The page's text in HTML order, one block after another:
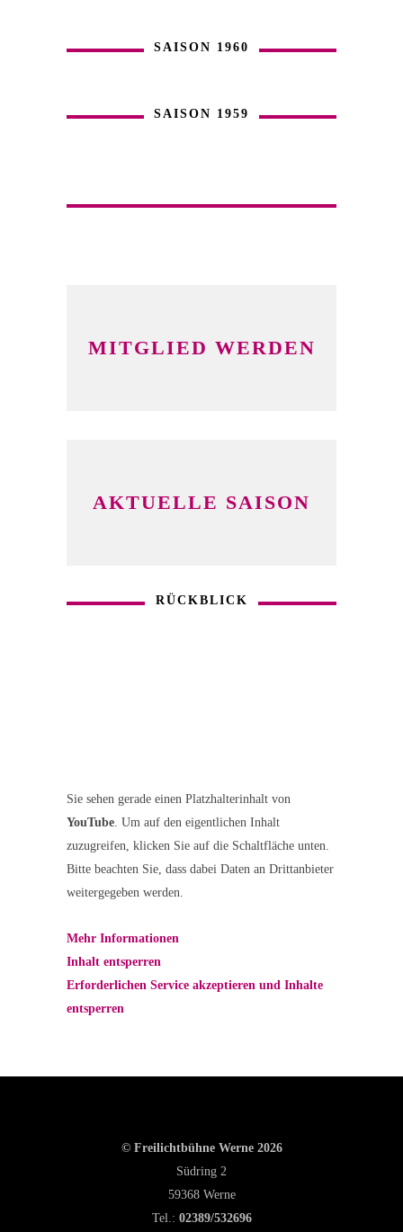
SAISON 1960
SAISON 1959
MITGLIED WERDEN
AKTUELLE SAISON
RÜCKBLICK
Sie sehen gerade einen Platzhalterinhalt von
YouTube . Um auf den eigentlichen Inhalt
zuzugreifen, klicken Sie auf die Schaltfläche unten.
Bitte beachten Sie, dass dabei Daten an Drittanbieter
weitergegeben werden.
Mehr Informationen
Inhalt entsperren
Erforderlichen Service akzeptieren und Inhalte
entsperren
© Freilichtbühne Werne 2026
Südring 2
59368 Werne
Tel.: 02389/532696